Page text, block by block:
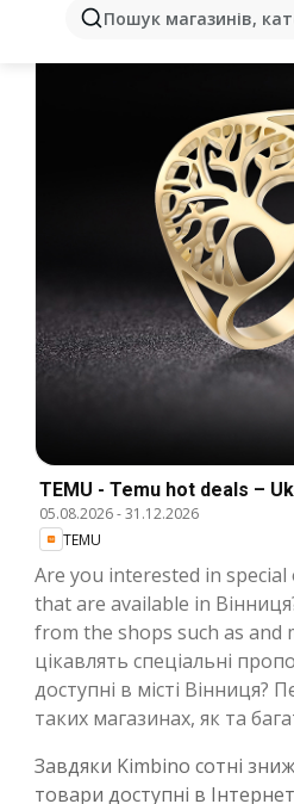
Пошук магазинів,
TEMU - Temu hot deals –
05.08.2026-31.12.2026
TEMU
Are you interested in
that are available in
from the shops such as and
цікавлять спеціальні
доступні в місті Вінниця?
таких магазинах, як та
Завдяки Kimbino сотні
товари доступні в